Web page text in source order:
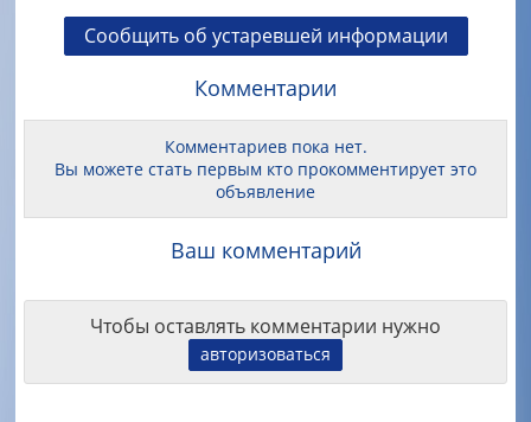
Сообщить об устаревшей информации
Комментарии
Комментариев пока нет.
Вы можете стать первым кто прокомментирует это
объявление
Ваш комментарий
Чтобы оставлять комментарии нужно
авторизоваться